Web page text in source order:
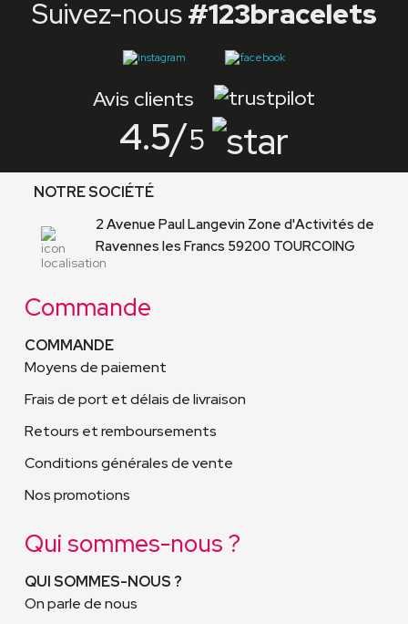
Suivez-nous#123bracelets
Avis clients
4.5/5
NOTRE SOCIÉTÉ
2 Avenue Paul Langevin Zone d'Activités de
Ravennes les Francs 59200 TOURCOING
Commande
COMMANDE
Conditions générales de vente
Moyens de paiement
Frais de port et délais de livraison
Retours et remboursements
Nos promotions
Qui sommes-nous ?
QUI SOMMES-NOUS ?
On parle de nous